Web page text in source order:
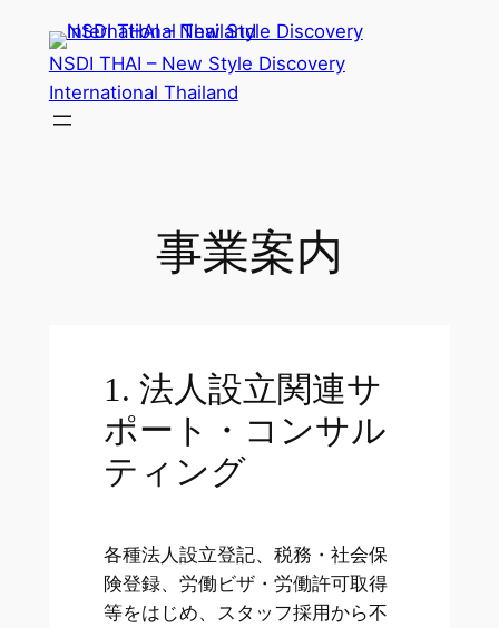
NSDI THAI – New Style Discovery
International Thailand
事業案内
1. 法人設立関連サ
ポート・コンサル
ティング
各種法人設立登記、税務・社会保
険登録、労働ビザ・労働許可取得
等をはじめ、スタッフ採用から不